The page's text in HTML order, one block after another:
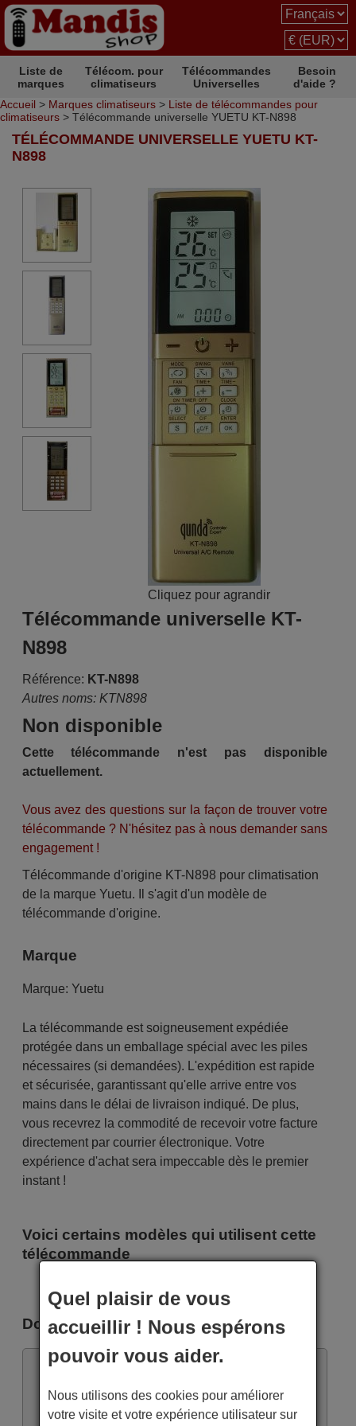
Liste de
marques
Télécom. pour
climatiseurs
Télécommandes
Universelles
Besoin
d'aide ?
Accueil > Marques climatiseurs > Liste de télécommandes pour
climatiseurs > Télécommande universelle YUETU KT-N898
TÉLÉCOMMANDE UNIVERSELLE YUETU KT-
N898
Cliquez pour agrandir
Télécommande universelle KT-
N898
Référence: KT-N898
Autres noms: KTN898
Non disponible
Cette télécommande n'est pas disponible
actuellement.
Vous avez des questions sur la façon de trouver votre
télécommande ? N'hésitez pas à nous demander sans
engagement !
Télécommande d'origine KT-N898 pour climatisation
de la marque Yuetu. Il s'agit d'un modèle de
télécommande d'origine.
Marque
Marque: Yuetu
La télécommande est soigneusement expédiée
protégée dans un emballage spécial avec les piles
nécessaires (si demandées). L'expédition est rapide
et sécurisée, garantissant qu'elle arrive entre vos
mains dans le délai de livraison indiqué. De plus,
vous recevrez la commodité de recevoir votre facture
directement par courrier électronique. Votre
expérience d'achat sera impeccable dès le premier
instant !
Voici certains modèles qui utilisent cette
télécommande
Documents
KT-N898.pdf
Quel plaisir de vous
accueillir ! Nous espérons
pouvoir vous aider.
Nous utilisons des cookies pour améliorer
votre visite et votre expérience utilisateur sur